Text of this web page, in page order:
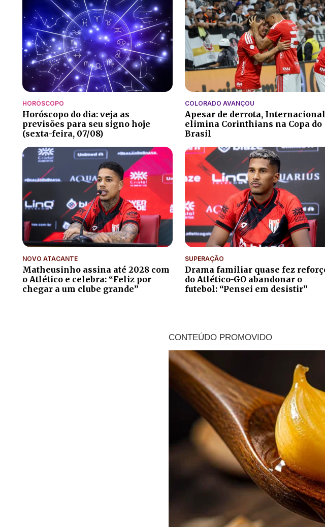
HORÓSCOPO
Horóscopo do dia: veja as
previsões para seu signo hoje
(sexta-feira, 07/08)
COLORADO AVANÇOU
Apesar de derrota, Internacional
elimina Corinthians na Copa do
Brasil
NOVO ATACANTE
Matheusinho assina até 2028 com
o Atlético e celebra: “Feliz por
chegar a um clube grande”
SUPERAÇÃO
Drama familiar quase fez
do Atlético-GO abandonar o
futebol: “Pensei em desistir”